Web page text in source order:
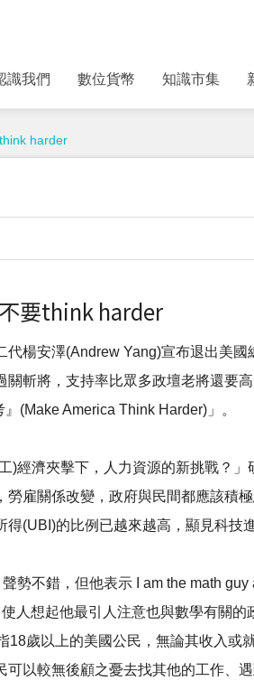
識我們 數位貨幣 知識市集
harder
要think harder
楊安澤(Andrew Yang)宣布退出美
斬將，支持率比眾多政壇老將還要
(Make America Think Harder)」。
經濟夾擊下，人力資源的新挑戰？
雇關係改變，政府與民間都應該積
(UBI)的比例已越來越高，顯見科技
勢不錯，但他表示 I am the math
人想起他最引人注意也與數學有關
18歲以上的美國公民，無論其收入
以較無後顧之憂去找其他的工作、